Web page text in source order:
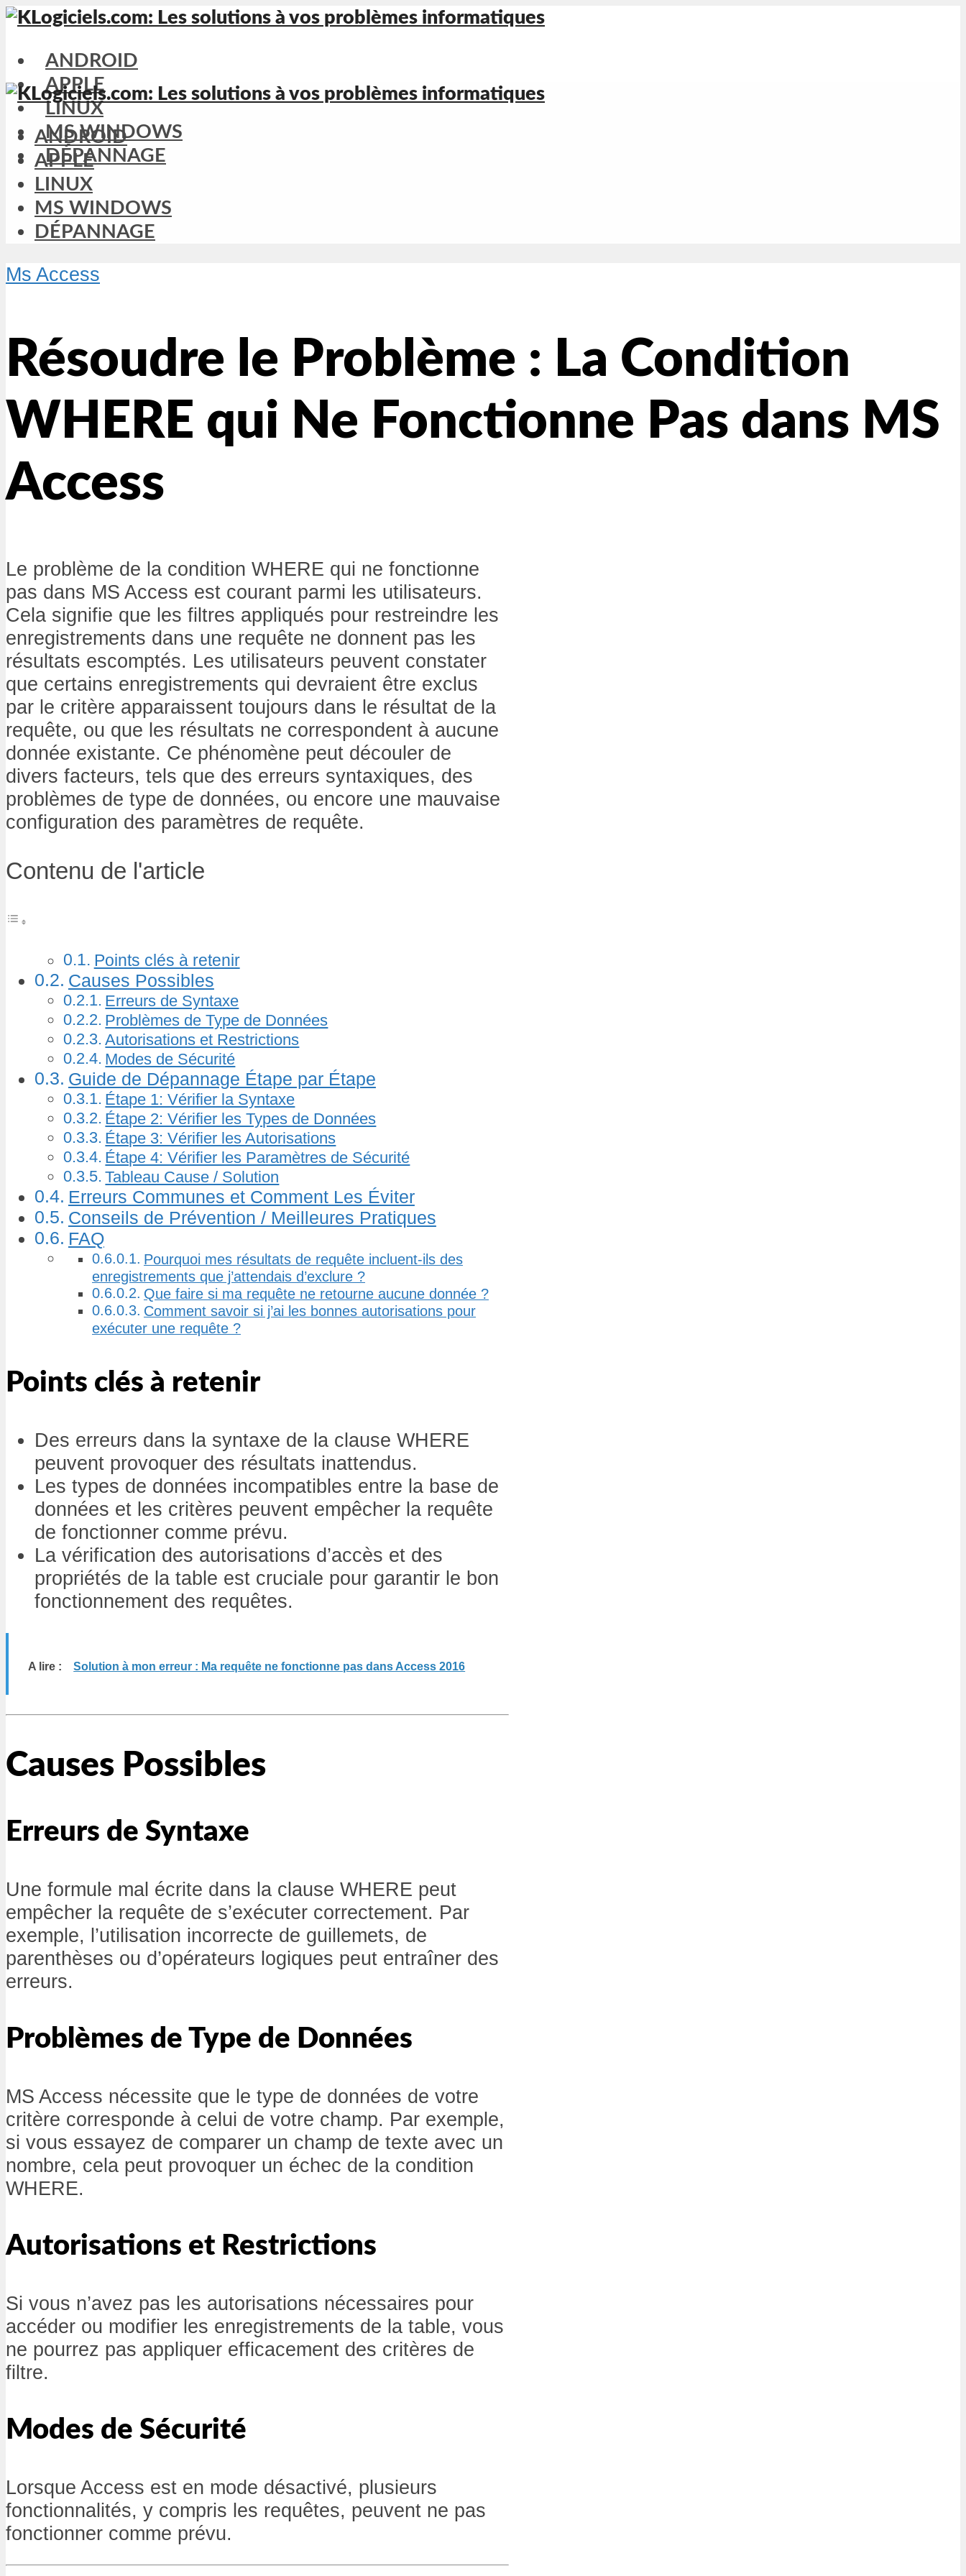
ANDROID
APPLE
LINUX
MS WINDOWS
DÉPANNAGE
ANDROID
APPLE
LINUX
MS WINDOWS
DÉPANNAGE
Ms Access
Résoudre le Problème : La Condition
WHERE qui Ne Fonctionne Pas dans MS
Access
Le problème de la condition WHERE qui ne fonctionne
pas dans MS Access est courant parmi les utilisateurs.
Cela signifie que les filtres appliqués pour restreindre les
enregistrements dans une requête ne donnent pas les
résultats escomptés. Les utilisateurs peuvent constater
que certains enregistrements qui devraient être exclus
par le critère apparaissent toujours dans le résultat de la
requête, ou que les résultats ne correspondent à aucune
donnée existante. Ce phénomène peut découler de
divers facteurs, tels que des erreurs syntaxiques, des
problèmes de type de données, ou encore une mauvaise
configuration des paramètres de requête.
Contenu de l'article
Points clés à retenir
Causes Possibles
Erreurs de Syntaxe
Problèmes de Type de Données
Autorisations et Restrictions
Modes de Sécurité
Guide de Dépannage Étape par Étape
Étape 1: Vérifier la Syntaxe
Étape 2: Vérifier les Types de Données
Étape 3: Vérifier les Autorisations
Étape 4: Vérifier les Paramètres de Sécurité
Tableau Cause / Solution
Erreurs Communes et Comment Les Éviter
Conseils de Prévention / Meilleures Pratiques
FAQ
Pourquoi mes résultats de requête incluent-ils des
enregistrements que j’attendais d’exclure ?
Que faire si ma requête ne retourne aucune donnée ?
Comment savoir si j’ai les bonnes autorisations pour
exécuter une requête ?
Points clés à retenir
Des erreurs dans la syntaxe de la clause WHERE
peuvent provoquer des résultats inattendus.
Les types de données incompatibles entre la base de
données et les critères peuvent empêcher la requête
de fonctionner comme prévu.
La vérification des autorisations d’accès et des
propriétés de la table est cruciale pour garantir le bon
fonctionnement des requêtes.
A lire : Solution à mon erreur : Ma requête ne fonctionne pas dans Access 2016
Causes Possibles
Erreurs de Syntaxe
Une formule mal écrite dans la clause WHERE peut
empêcher la requête de s’exécuter correctement. Par
exemple, l’utilisation incorrecte de guillemets, de
parenthèses ou d’opérateurs logiques peut entraîner des
erreurs.
Problèmes de Type de Données
MS Access nécessite que le type de données de votre
critère corresponde à celui de votre champ. Par exemple,
si vous essayez de comparer un champ de texte avec un
nombre, cela peut provoquer un échec de la condition
WHERE.
Autorisations et Restrictions
Si vous n’avez pas les autorisations nécessaires pour
accéder ou modifier les enregistrements de la table, vous
ne pourrez pas appliquer efficacement des critères de
filtre.
Modes de Sécurité
Lorsque Access est en mode désactivé, plusieurs
fonctionnalités, y compris les requêtes, peuvent ne pas
fonctionner comme prévu.